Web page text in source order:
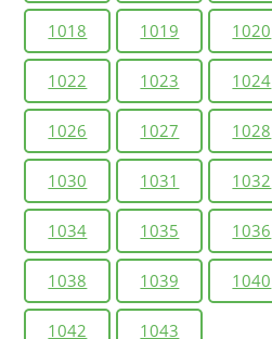
1018 1019 1020
1022 1023 1024
1026 1027 1028
1030 1031 1032
1034 1035 1036
1038 1039 1040
1042 1043